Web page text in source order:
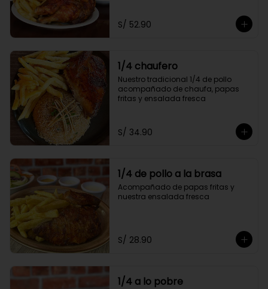
S/ 52.90
1/4 chaufero
Nuestro tradicional 1/4 de pollo
acompañado de chaufa, papas
fritas y ensalada fresca
S/ 34.90
1/4 de pollo a la brasa
Acompañado de papas fritas y
nuestra ensalada fresca
S/ 28.90
1/4 a lo pobre